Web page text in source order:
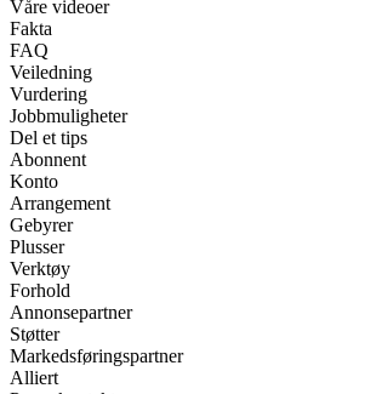
Våre videoer
Fakta
FAQ
Veiledning
Vurdering
Jobbmuligheter
Del et tips
Abonnent
Konto
Arrangement
Gebyrer
Plusser
Verktøy
Forhold
Annonsepartner
Støtter
Markedsføringspartner
Alliert